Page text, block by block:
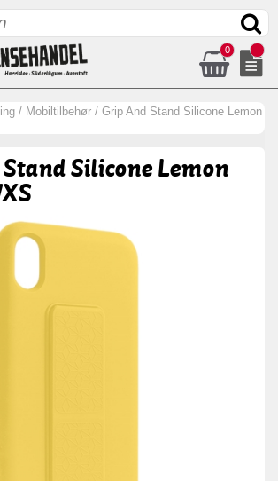
0
/ Mobiltilbehør / Grip And Stand Silicone Lemon
Silicone Lemon